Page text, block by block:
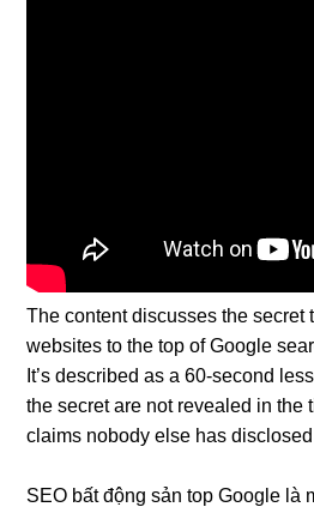
The content discusses the secret
websites to the top of Google
It’s described as a 60-second
the secret are not revealed in the
claims nobody else has disclosed
SEO bất động sản top Google là